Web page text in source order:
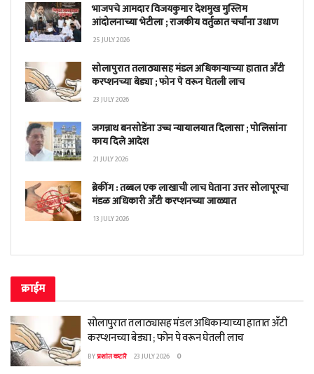
भाजपचे आमदार विजयकुमार देशमुख मुस्लिम
आंदोलनाच्या भेटीला ; राजकीय वर्तुळात चर्चांना उधाण
25 JULY 2026
सोलापुरात तलाठ्यासह मंडल अधिकाऱ्याच्या हातात अँटी
करप्शनच्या बेड्या ; फोन पे वरून घेतली लाच
23 JULY 2026
जगन्नाथ बनसोडेंना उच्च न्यायालयात दिलासा ; पोलिसांना
काय दिले आदेश
21 JULY 2026
ब्रेकींग : तब्बल एक लाखाची लाच घेताना उत्तर सोलापूरचा
मंडळ अधिकारी अँटी करप्शनच्या जाळ्यात
13 JULY 2026
क्राईम
सोलापुरात तलाठ्यासह मंडल अधिकाऱ्याच्या हातात अँटी
करप्शनच्या बेड्या ; फोन पे वरून घेतली लाच
BYप्रशांत कटारे 23 JULY 2026 0